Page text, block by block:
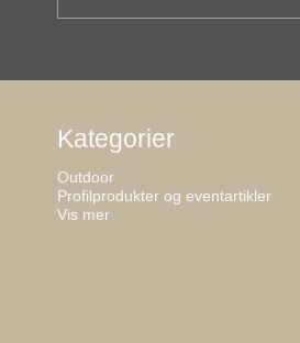
Kategorier
Outdoor
Profilprodukter og eventartikler
Vis mer